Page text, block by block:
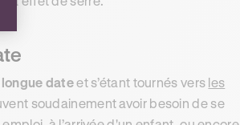
dateet s’étant tournés vers les
soudainement avoir besoin de se